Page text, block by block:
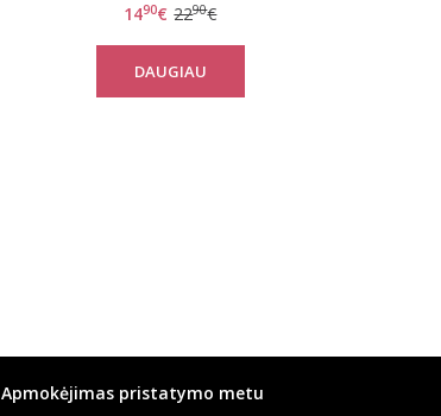
1490€ 2290€
DAUGIAU
Apmokėjimas pristatymo metu